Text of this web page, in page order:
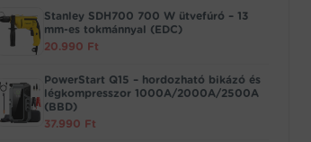
Stanley SDH700 700 W ütvefúró – 13
mm-es tokmánnyal (EDC)
20.990 Ft
PowerStart Q15 – hordozható bikázó és
légkompresszor 1000A/2000A/2500A
(BBD)
37.990 Ft